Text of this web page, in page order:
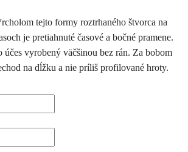
tejto formy roztrhaného štvorca na
je pretiahnuté časové a bočné pramene.
účes vyrobený väčšinou bez rán. Za bobom
na dĺžku a nie príliš profilované hroty.